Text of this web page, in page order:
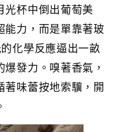
光杯中倒出葡萄美
力，而是單靠著玻
化學反應逼出一畝
發力。嗅著香氣，
味蕾按地索驥，開